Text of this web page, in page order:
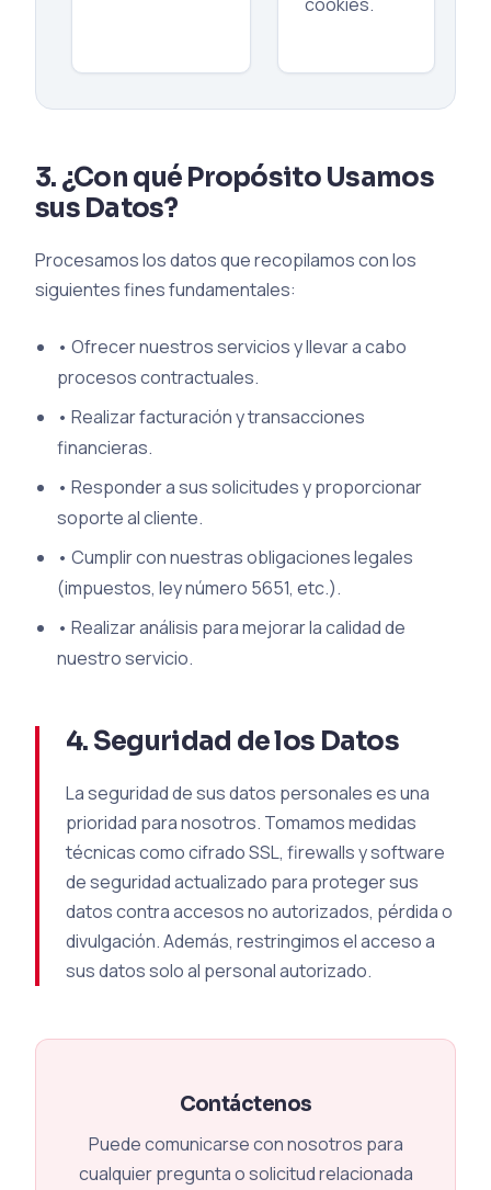
3. ¿Con qué Propósito Usamos
sus Datos?
Procesamos los datos que recopilamos con los
siguientes fines fundamentales:
• Ofrecer nuestros servicios y llevar a cabo
procesos contractuales.
• Realizar facturación y transacciones
financieras.
• Responder a sus solicitudes y proporcionar
soporte al cliente.
• Cumplir con nuestras obligaciones legales
(impuestos, ley número 5651, etc.).
• Realizar análisis para mejorar la calidad de
nuestro servicio.
4. Seguridad de los Datos
La seguridad de sus datos personales es una
prioridad para nosotros. Tomamos medidas
técnicas como cifrado SSL, firewalls y software
de seguridad actualizado para proteger sus
datos contra accesos no autorizados, pérdida o
divulgación. Además, restringimos el acceso a
sus datos solo al personal autorizado.
Contáctenos
Puede comunicarse con nosotros para
cualquier pregunta o solicitud relacionada